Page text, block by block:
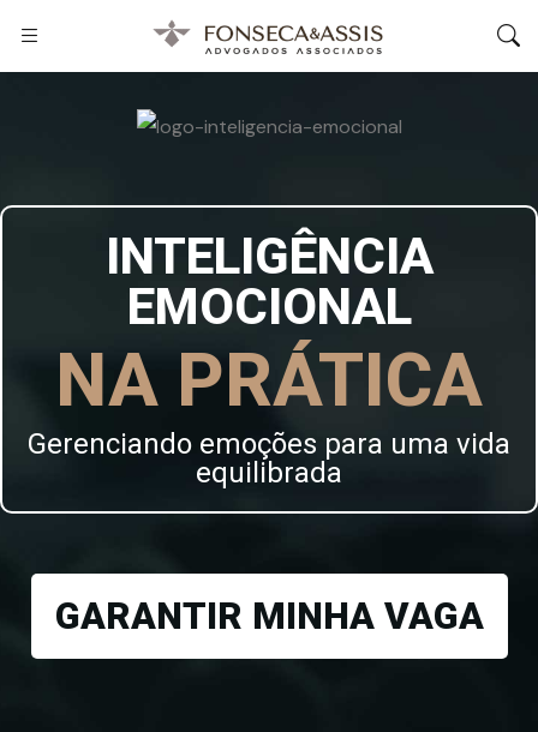
INTELIGÊNCIA
EMOCIONAL
NA PRÁTICA
Gerenciando emoções para uma vida
equilibrada
GARANTIR MINHA VAGA